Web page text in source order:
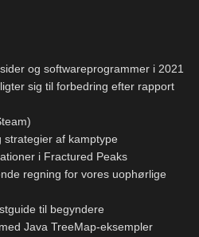
og softwareprogrammer i 2021
sig til forbedring efter rapport
strategier af kamptype
i Fractured Peaks
regning for vores uophørlige
til begyndere
Java TreeMap-eksempler